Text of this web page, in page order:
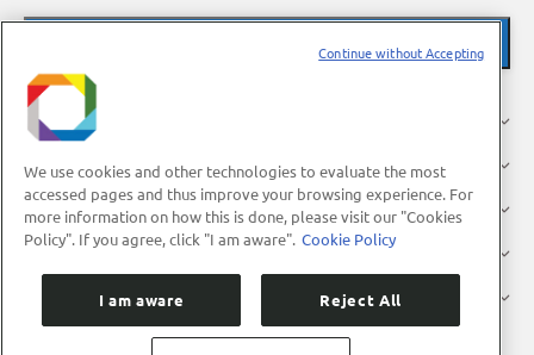
About Us
Research
Industry
Users
We use cookies and other technologies to evaluate the most
accessed pages and thus improve your browsing experience. For
more information on how this is done, please visit our "Cookies
Policy". If you agree, click "I am aware". Cookie Policy
I am aware Reject All
Continue without Accepting